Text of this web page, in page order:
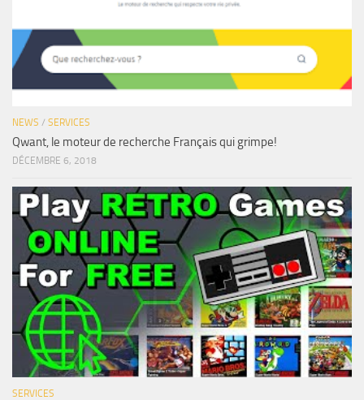
NEWS / SERVICES
Qwant, le moteur de recherche Français qui grimpe!
DÉCEMBRE 6, 2018
SERVICES